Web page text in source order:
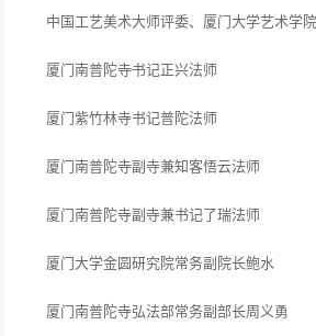
中国工艺美术大师评委、厦门大学艺术学
厦门南普陀寺书记正兴法师
厦门紫竹林寺书记普陀法师
厦门南普陀寺副寺兼知客悟云法师
厦门南普陀寺副寺兼书记了瑞法师
厦门大学金圆研究院常务副院长鲍水
厦门南普陀寺弘法部常务副部长周义勇